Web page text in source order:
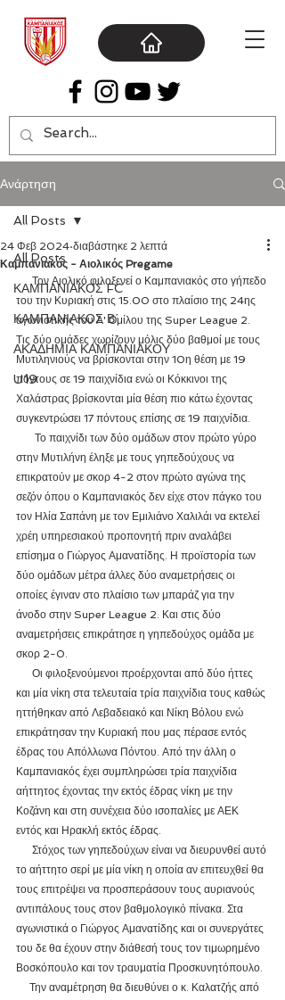
Ανάρτηση
All Posts
ΚΑΜΠΑΝΙΑΚΟΣ FC
ΚΑΜΠΑΝΙΑΚΟΣ Β΄
ΑΚΑΔΗΜΙΑ ΚΑΜΠΑΝΙΑΚΟΥ
U19
All Posts
Καμπανιακός - Αιολικός Pregame
24 Φεβ 2024 διαβάστηκε 2 λεπτά
      Τον Αιολικό φιλοξενεί ο Καμπανιακός στο γήπεδο
του την Κυριακή στις 15.00 στο πλαίσιο της 24ης
αγωνιστικής του Α' Ομίλου της Super League 2.
Τις δύο ομάδες χωρίζουν μόλις δύο βαθμοί με τους
Μυτιληνιούς να βρίσκονται στην 10η θέση με 19
πόντους σε 19 παιχνίδια ενώ οι Κόκκινοι της
Χαλάστρας βρίσκονται μία θέση πιο κάτω έχοντας
συγκεντρώσει 17 πόντους επίσης σε 19 παιχνίδια.
στην Μυτιλήνη έληξε με τους γηπεδούχους να
επικρατούν με σκορ 4-2 στον πρώτο αγώνα της
σεζόν όπου ο Καμπανιακός δεν είχε στον πάγκο του
τον Ηλία Σαπάνη με τον Εμιλιάνο Χαλιλάι να εκτελεί
χρέη υπηρεσιακού προπονητή πριν αναλάβει
επίσημα ο Γιώργος Αμανατίδης. Η προϊστορία των
δύο ομάδων μέτρα άλλες δύο αναμετρήσεις οι
οποίες έγιναν στο πλαίσιο των μπαράζ για την
άνοδο στην Super League 2. Και στις δύο
αναμετρήσεις επικράτησε η γηπεδούχος ομάδα με
σκορ 2-0.
και μία νίκη στα τελευταία τρία παιχνίδια τους καθώς
ηττήθηκαν από Λεβαδειακό και Νίκη Βόλου ενώ
επικράτησαν την Κυριακή που μας πέρασε εντός
έδρας του Απόλλωνα Πόντου. Από την άλλη ο
Καμπανιακός έχει συμπληρώσει τρία παιχνίδια
αήττητος έχοντας την εκτός έδρας νίκη με την
Κοζάνη και στη συνέχεια δύο ισοπαλίες με ΑΕΚ
εντός και Ηρακλή εκτός έδρας.
το αήττητο σερί με μία νίκη η οποία αν επιτευχθεί θα
τους επιτρέψει να προσπεράσουν τους αυριανούς
αντιπάλους τους στον βαθμολογικό πίνακα. Στα
αγωνιστικά ο Γιώργος Αμανατίδης και οι συνεργάτες
του δε θα έχουν στην διάθεσή τους τον τιμωρημένο
Βοσκόπουλο και τον τραυματία Προσκυνητόπουλο.